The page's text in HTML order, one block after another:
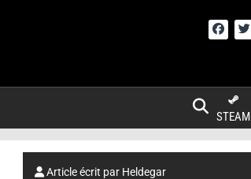
STEAM
Article écrit par Heldegar